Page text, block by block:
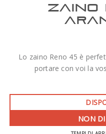
ZAINO
Lo zaino Reno 45 è
portare con voi la
NON